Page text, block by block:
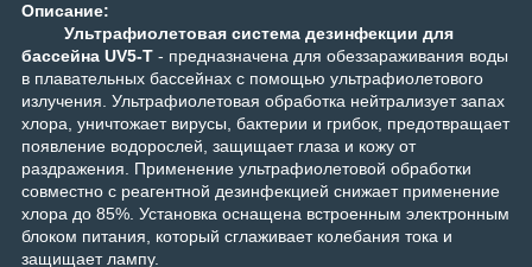
Описание:
Ультрафиолетовая система дезинфекции для
бассейна UV5-T - предназначена для обеззараживания воды
в плавательных бассейнах с помощью ультрафиолетового
излучения. Ультрафиолетовая обработка нейтрализует запах
хлора, уничтожает вирусы, бактерии и грибок, предотвращает
появление водорослей, защищает глаза и кожу от
раздражения. Применение ультрафиолетовой обработки
совместно с реагентной дезинфекцией снижает применение
хлора до 85%. Установка оснащена встроенным электронным
блоком питания, который сглаживает колебания тока и
защищает лампу.